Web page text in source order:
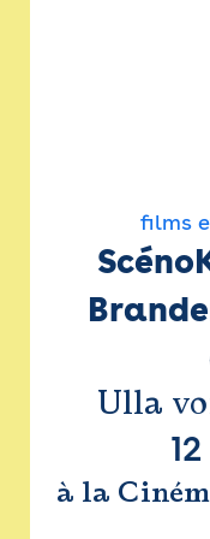
films
Ulla
12
à la